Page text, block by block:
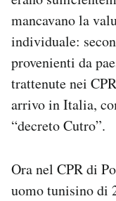
mancavano la
individuale:
provenienti da
trattenute nei
arrivo in Italia,
“decreto Cutro”.
Ora nel CPR di
uomo tunisino di